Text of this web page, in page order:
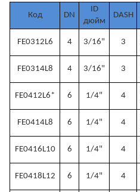
Код DN
ID
дюйм
DASH
FE0312L6 4 3/16" 3
FE0314L8 4 3/16" 3
FE0412L6* 6 1/4" 4
FE0414L8 6 1/4" 4
FE0416L10 6 1/4" 4
FE0418L12 6 1/4" 4